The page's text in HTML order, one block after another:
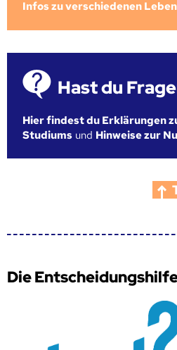
Infos zu verschiedenen
Hast du
Hier findest du Erklärungen
Studiums und Hinweise zur
Die